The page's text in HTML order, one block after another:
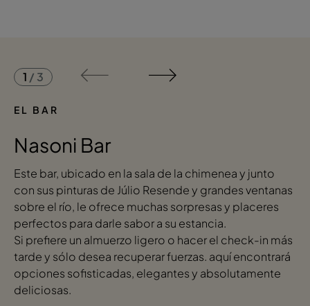
EL BAR
Nasoni Bar
​Este bar, ubicado en la sala de la chimenea y junto
con sus pinturas de Júlio Resende y grandes ventanas
sobre el río, le ofrece muchas sorpresas y placeres
perfectos para darle sabor a su estancia.
Si prefiere un almuerzo ligero o hacer el check-in más
tarde y sólo desea recuperar fuerzas. aquí encontrará
opciones sofisticadas, elegantes y absolutamente
deliciosas.
1 / 3